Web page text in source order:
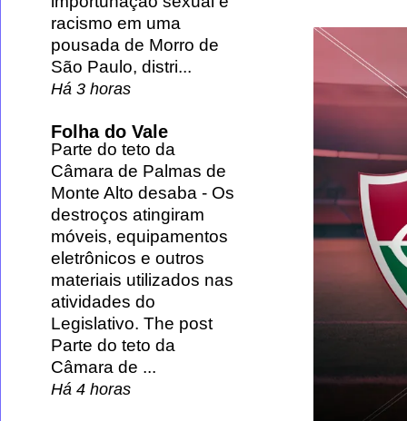
racismo em uma
pousada de Morro de
São Paulo, distri...
Há 3 horas
Folha do Vale
Parte do teto da
Câmara de Palmas de
Monte Alto desaba - Os
destroços atingiram
móveis, equipamentos
eletrônicos e outros
materiais utilizados nas
atividades do
Legislativo. The post
Parte do teto da
Câmara de ...
Há 4 horas